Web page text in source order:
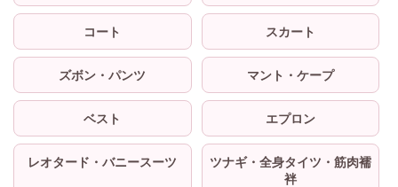
コート スカート
ズボン・パンツ マント・ケープ
ベスト エプロン
レオタード・バニースーツ
ツナギ・全身タイツ・筋肉襦
袢